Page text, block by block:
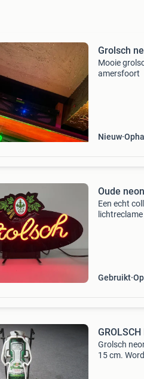
Grolsch
Mooie
amersfoort
Nieuw
Oude
Een echt
Gebruikt
Grolsch
15 cm.